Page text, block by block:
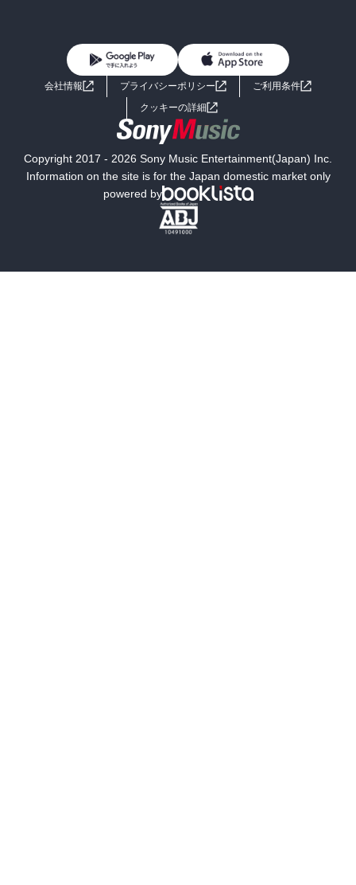
ライトノベル 男子向けラノベ
小説
海外小説
ミステリー SF
文学
よくあるご質問 お問い合わせ
会社情報 プライバシーポリシー
ご利用条件
クッキーの詳細
Copyright 2017 - 2026 Sony Music Entertainment(Japan) Inc.
Information on the site is for the Japan domestic market only
powered by